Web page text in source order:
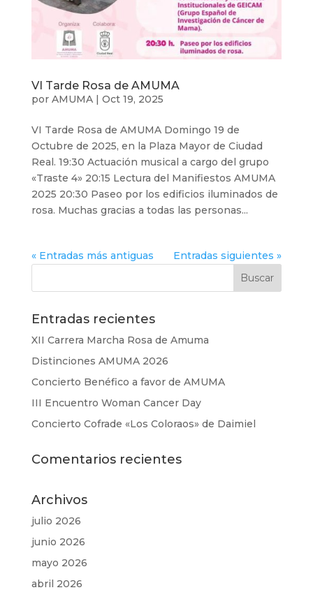
VI Tarde Rosa de AMUMA
por AMUMA| Oct 19, 2025
VI Tarde Rosa de AMUMA Domingo 19 de
Octubre de 2025, en la Plaza Mayor de Ciudad
Real. 19:30 Actuación musical a cargo del grupo
«Traste 4» 20:15 Lectura del Manifiestos AMUMA
2025 20:30 Paseo por los edificios iluminados de
rosa. Muchas gracias a todas las personas...
« Entradas más antiguas Entradas siguientes »
Entradas recientes
XII Carrera Marcha Rosa de Amuma
Distinciones AMUMA 2026
Concierto Benéfico a favor de AMUMA
III Encuentro Woman Cancer Day
Concierto Cofrade «Los Coloraos» de Daimiel
Comentarios recientes
Archivos
julio 2026
junio 2026
mayo 2026
abril 2026